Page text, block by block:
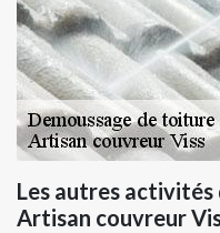
Les autres
Artisan couvreur